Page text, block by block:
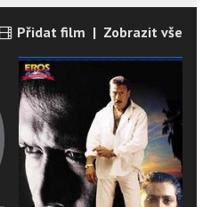
Přidat film | Zobrazit vše